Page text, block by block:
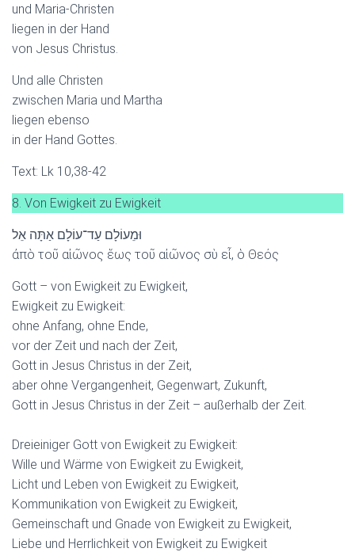
und Maria-Christen
liegen in der Hand
von Jesus Christus.
Und alle Christen
zwischen Maria und Martha
liegen ebenso
in der Hand Gottes.
Text: Lk 10,38-42
8. Von Ewigkeit zu Ewigkeit
וּמֵעוֹלָם עַד־עוֹלָם אַתָּה אֵל
ἀπὸ τοῦ αἰῶνος ἕως τοῦ αἰῶνος σὺ εἶ, ὁ Θεός
Gott – von Ewigkeit zu Ewigkeit,
Ewigkeit zu Ewigkeit:
ohne Anfang, ohne Ende,
vor der Zeit und nach der Zeit,
Gott in Jesus Christus in der Zeit,
aber ohne Vergangenheit, Gegenwart, Zukunft,
Gott in Jesus Christus in der Zeit – außerhalb der Zeit.
Dreieiniger Gott von Ewigkeit zu Ewigkeit:
Wille und Wärme von Ewigkeit zu Ewigkeit,
Licht und Leben von Ewigkeit zu Ewigkeit,
Kommunikation von Ewigkeit zu Ewigkeit,
Gemeinschaft und Gnade von Ewigkeit zu Ewigkeit,
Liebe und Herrlichkeit von Ewigkeit zu Ewigkeit